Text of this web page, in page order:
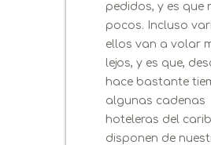
pedidos, y es que
pocos. Incluso
ellos van a volar
lejos, y es que,
hace bastante
algunas cadenas
hoteleras del
disponen de